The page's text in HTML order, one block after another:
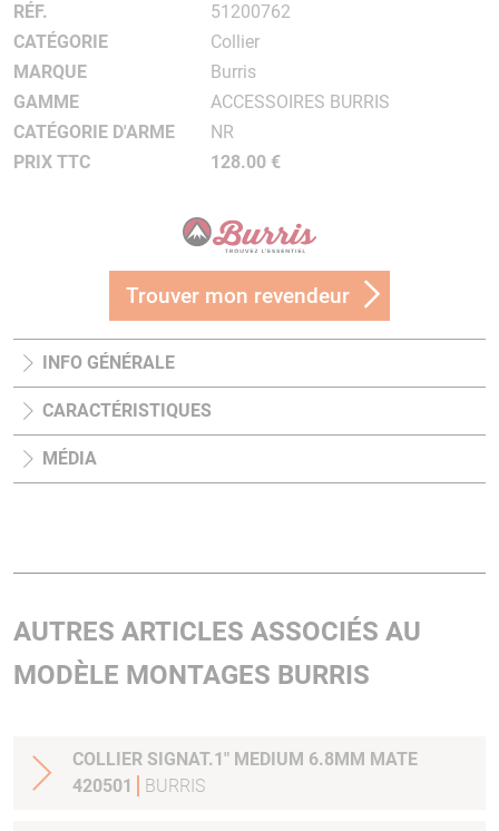
RÉF.
51200762
CATÉGORIE
Collier
MARQUE
Burris
GAMME
ACCESSOIRES BURRIS
CATÉGORIE D'ARME
NR
PRIX TTC
128.00 €
Trouver mon revendeur
INFO GÉNÉRALE
CARACTÉRISTIQUES
MÉDIA
AUTRES ARTICLES ASSOCIÉS AU
MODÈLE MONTAGES BURRIS
COLLIER SIGNAT.1" MEDIUM 6.8MM MATE
420501
BURRIS